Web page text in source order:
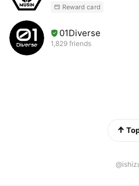
Reward card
01Diverse
1,829 friends